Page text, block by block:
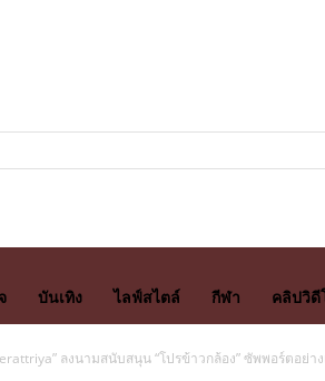
บันเทิง ไลฟ์สไตล์ กีฬา คลิปวิดี
ลงนามสนับสนุน “โปรข้าวกล้อง” ซัพพอร์ตอย่า